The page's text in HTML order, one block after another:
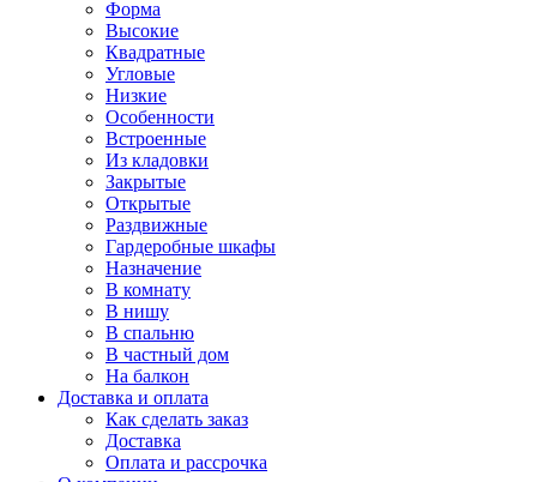
Форма
Высокие
Квадратные
Угловые
Низкие
Особенности
Встроенные
Из кладовки
Закрытые
Открытые
Раздвижные
Гардеробные шкафы
Назначение
В комнату
В нишу
В спальню
В частный дом
На балкон
Доставка и оплата
Как сделать заказ
Доставка
Оплата и рассрочка